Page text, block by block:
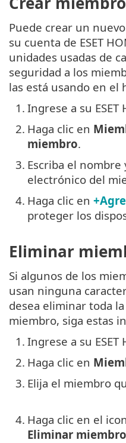
Puede crear un
su cuenta de ESET
unidades usadas de
seguridad a los
las está usando en el
1. Ingrese a su ESET
2. Haga clic en
miembro.
3. Escriba el
electrónico del
4. Haga clic en
proteger los
Eliminar
Si algunos de los
usan ninguna
desea eliminar toda
miembro, siga estas
1. Ingrese a su ESET
2. Haga clic en
3. Elija el miembro
4. Haga clic en el
Eliminar miembro